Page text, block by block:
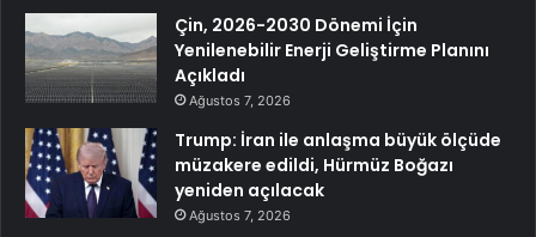
Çin, 2026-2030 Dönemi İçin
Yenilenebilir Enerji Geliştirme Planını
Açıkladı
Ağustos 7, 2026
Trump: İran ile anlaşma büyük ölçüde
müzakere edildi, Hürmüz Boğazı
yeniden açılacak
Ağustos 7, 2026